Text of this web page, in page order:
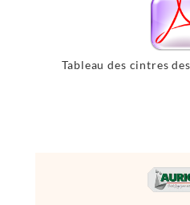
Tableau des cintres